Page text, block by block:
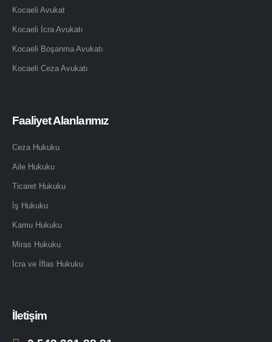
Kocaeli Avukat
Kocaeli İcra Avukatı
Kocaeli Boşanma Avukatı
Kocaeli Ceza Avukatı
Faaliyet Alanlarımız
Ceza Hukuku
Aile Hukuku
Ticaret Hukuku
İş Hukuku
Kamu Hukuku
Miras Hukuku
İcra ve İflas Hukuku
İletişim